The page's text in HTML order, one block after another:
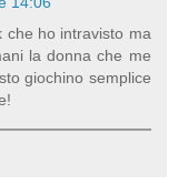
che ho intravisto ma
la donna che me
giochino semplice